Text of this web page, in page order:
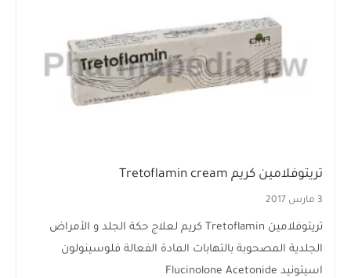
تريتوفلامين كريم Tretoflamin cream
3 مارس 2017
تريتوفلامين Tretoflamin كريم لعلاج حكة الجلد و الأمراض
الجلدية المصحوبة بالتهابات المادة الفعالة فلوسينولون
اسيتونيد Flucinolone Acetonide